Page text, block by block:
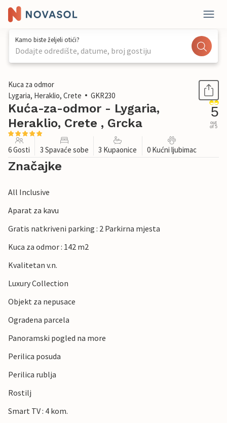
Kamo biste željeli otići?
Dodajte odredište, datume, broj gostiju
1 / 17
Kuca za odmor
Lygaria, Heraklio, Crete
GKR230
Kuća-za-odmor - Lygaria,
Heraklio, Crete , Grcka
5
out
of 5
6 Gosti 3 Spavaće sobe 3 Kupaonice 0 Kućni ljubimac
Značajke
All Inclusive
Aparat za kavu
Gratis natkriveni parking : 2 Parkirna mjesta
Kuca za odmor : 142 m2
Kvalitetan v.n.
Luxury Collection
Objekt za nepusace
Ogradena parcela
Panoramski pogled na more
Perilica posuda
Perilica rublja
Rostilj
Smart TV : 4 kom.